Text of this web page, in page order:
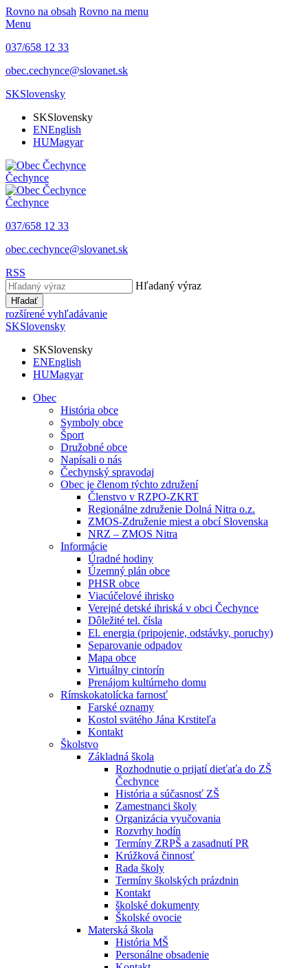
Rovno na obsah Rovno na menu
Menu
037/658 12 33
obec.cechynce@slovanet.sk
SKSlovensky
SKSlovensky
ENEnglish
HUMagyar
Čechynce
Čechynce
037/658 12 33
obec.cechynce@slovanet.sk
RSS
Hľadaný výraz
Hľadať
rozšírené vyhľadávanie
SKSlovensky
SKSlovensky
ENEnglish
HUMagyar
Obec
História obce
Symboly obce
Šport
Družobné obce
Napísali o nás
Čechynský spravodaj
Obec je členom týchto združení
Členstvo v RZPO-ZKRT
Regionálne združenie Dolná Nitra o.z.
ZMOS-Združenie miest a obcí Slovenska
NRZ – ZMOS Nitra
Informácie
Úradné hodiny
Územný plán obce
PHSR obce
Viacúčelové ihrisko
Verejné detské ihriská v obci Čechynce
Dôležité tel. čísla
El. energia (pripojenie, odstávky, poruchy)
Separovanie odpadov
Mapa obce
Virtuálny cintorín
Prenájom kultúrneho domu
Rímskokatolícka farnosť
Farské oznamy
Kostol svätého Jána Krstiteľa
Kontakt
Školstvo
Základná škola
Rozhodnutie o prijatí dieťaťa do ZŠ
Čechynce
História a súčasnosť ZŠ
Zamestnanci školy
Organizácia vyučovania
Rozvrhy hodín
Termíny ZRPŠ a zasadnutí PR
Krúžková činnosť
Rada školy
Termíny školských prázdnin
Kontakt
školské dokumenty
Školské ovocie
Materská škola
História MŠ
Personálne obsadenie